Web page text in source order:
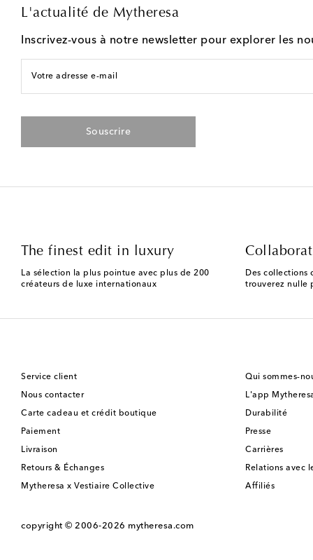
L'actualité de Mytheresa
Inscrivez-vous à notre newsletter pour explorer les
Votre adresse e-mail
Souscrire
The finest edit in luxury
La sélection la plus pointue avec plus de 200
créateurs de luxe internationaux
Des collections
trouverez nulle
Service client
Nous contacter
Carte cadeau et crédit boutique
Paiement
Livraison
Retours & Échanges
Mytheresa x Vestiaire Collective
Qui sommes-
L'app
Durabilité
Presse
Carrières
Relations avec
Affiliés
copyright © 2006-2026 mytheresa.com